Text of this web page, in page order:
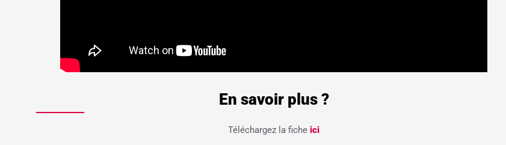
En savoir plus ?
Téléchargez la fiche ici